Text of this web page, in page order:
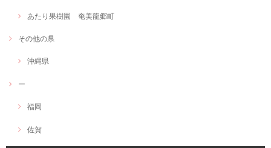
あたり果樹園 奄美龍郷町
その他の県
沖縄県
ー
福岡
佐賀